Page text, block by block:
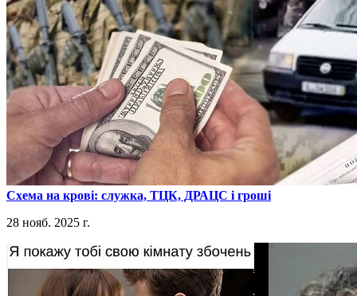
​Схема на крові: служка, ТЦК, ДРАЦС і гроші
28 нояб. 2025 г.